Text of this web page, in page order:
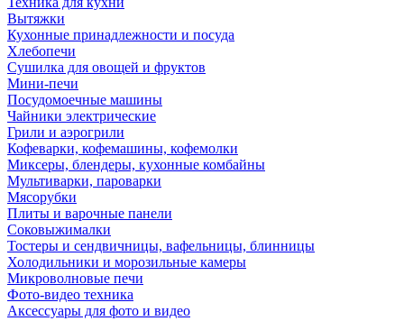
Вытяжки
Кухонные принадлежности и посуда
Хлебопечи
Сушилка для овощей и фруктов
Мини-печи
Посудомоечные машины
Чайники электрические
Грили и аэрогрили
Кофеварки, кофемашины, кофемолки
Миксеры, блендеры, кухонные комбайны
Мультиварки, пароварки
Мясорубки
Плиты и варочные панели
Соковыжималки
Тостеры и сендвичницы, вафельницы, блинницы
Холодильники и морозильные камеры
Микроволновые печи
Фото-видео техника
Аксессуары для фото и видео